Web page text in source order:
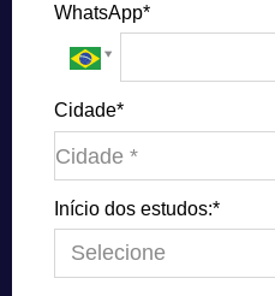
WhatsApp*
Cidade*
Cidade *
Cidade*
Início dos estudos:*